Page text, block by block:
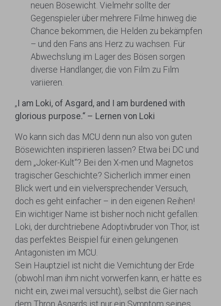
neuen Bösewicht. Vielmehr sollte der
Gegenspieler über mehrere Filme hinweg die
Chance bekommen, die Helden zu bekämpfen
– und den Fans ans Herz zu wachsen. Für
Abwechslung im Lager des Bösen sorgen
diverse Handlanger, die von Film zu Film
variieren.
„ I am Loki, of Asgard, and I am burdened with
glorious purpose.“ – Lernen von Loki
Wo kann sich das MCU denn nun also von guten
Bösewichten inspirieren lassen? Etwa bei DC und
dem „Joker-Kult“? Bei den X-men und Magnetos
tragischer Geschichte? Sicherlich immer einen
Blick wert und ein vielversprechender Versuch,
doch es geht einfacher – in den eigenen Reihen!
Ein wichtiger Name ist bisher noch nicht gefallen:
Loki, der durchtriebene Adoptivbruder von Thor, ist
das perfektes Beispiel für einen gelungenen
Antagonisten im MCU.
Sein Hauptziel ist nicht die Vernichtung der Erde
(obwohl man ihm nicht vorwerfen kann, er hätte es
nicht ein, zwei mal versucht), selbst die Gier nach
dem Thron Asgards ist nur ein Symptom seines